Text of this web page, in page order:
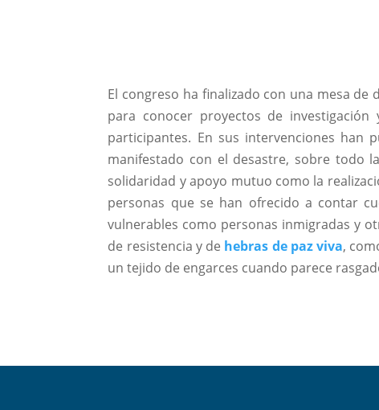
El congreso ha finalizado con una mesa de
para conocer proyectos de investigación
participantes. En sus intervenciones han
manifestado con el desastre, sobre todo
solidaridad y apoyo mutuo como la
personas que se han ofrecido a contar
vulnerables como personas inmigradas y
de resistencia y de hebras de paz viva,
un tejido de engarces cuando parece